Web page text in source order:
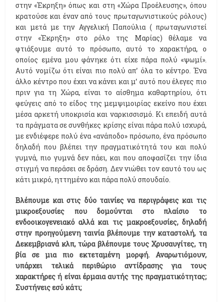
στην «Έκρηξη» όπως και στη «Χώρα Προέλευσης», όπου
κρατούσε και έναν από τους πρωταγωνιστικούς ρόλους)
και μετά με την Αγγελική Παπούλια ( πρωταγωνιστεί
στην «Έκρηξη» στο ρόλο της Μαρίας) θέλαμε να
φτιάξουμε αυτό το πρόσωπο, αυτό το χαρακτήρα, ο
οποίος εμένα μου φάνηκε ότι είχε πάρα πολύ «ψωμί».
Αυτό νομίζω ότι είναι πιο πολύ απ’ όλα το κέντρο. Ένα
άλλο κέντρο που έχει να κάνει και μ’ αυτό που έλεγες πιο
πριν για τη Χώρα, είναι το αίσθημα καθαρτηρίου, ότι
φεύγεις από το είδος της μεμψιμοιρίας εκείνο που έχει
μέσα αρκετή υποκρισία και ναρκισσισμό. Κι επειδή αυτά
τα πράγματα σε συνθήκες κρίσης είναι πάρα πολύ ισχυρά,
με ενδιέφερε πολύ ένα «ανάποδο» πρόσωπο, ένα πρόσωπο
δηλαδή που βλέπει την πραγματικότητά του και πολύ
γυμνά, πιο γυμνά δεν πάει, και που αποφασίζει την ίδια
στιγμή να περάσει σε δράση. Δεν νιώθει τον εαυτό του ως
κάτι μικρό, ηττημένο και πάρα πολύ σπουδαίο.
Βλέπουμε και στις δύο ταινίες να περιγράφεις και τις
μικροεξουσίες που δομούνται στο πλαίσιο το
ενδοοικογενειακό αλλά και τις μακροεξουσίες, δηλαδή
στην προηγούμενη ταινία βλέπουμε την καταστολή, τα
Δεκεμβριανά κλπ, τώρα βλέπουμε τους Χρυσαυγίτες, τη
βία σε μια πιο εκτεταμένη μορφή. Αναρωτιόμουν,
υπάρχει τελικά περιθώριο αντίδρασης για τους
χαρακτήρες ή είναι έρμαια αυτής της πραγματικότητας;
Συστήνεις εσύ κάτι;